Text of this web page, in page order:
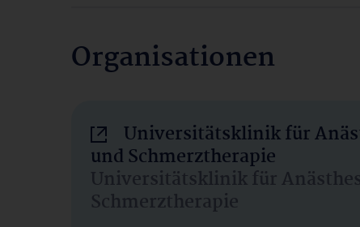
Organisationen
Universitätsklinik für
und Schmerztherapie
Universitätsklinik für
Schmerztherapie